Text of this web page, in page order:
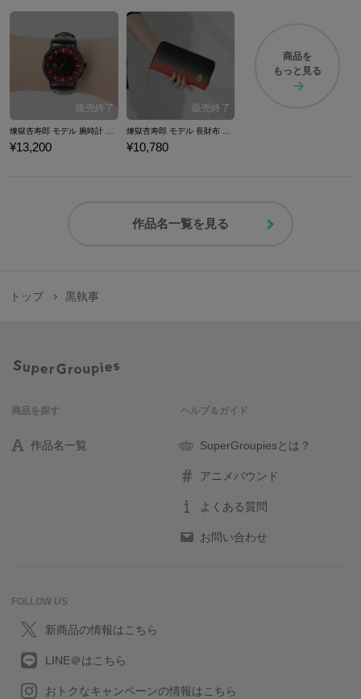
¥13,200 ¥10,780
商品を
もっと見る
作品名一覧を見る
トップ 黒執事
商品を探す
作品名一覧
ヘルプ＆ガイド
SuperGroupiesとは？
アニメバウンド
よくある質問
お問い合わせ
FOLLOW US
新商品の情報はこちら
LINE＠はこちら
おトクなキャンペーンの情報はこちら